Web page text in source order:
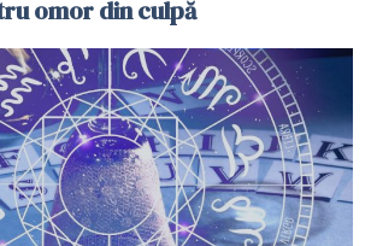
omor din culpă